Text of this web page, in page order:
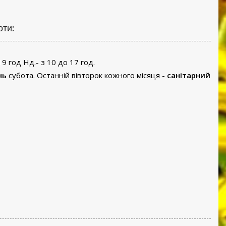
год Нд.- з 10 до 17 год.
субота. Останній вівторок кожного місяця - санітарний